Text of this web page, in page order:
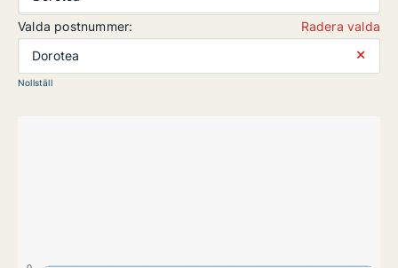
Valda postnummer:
Radera valda
Dorotea
⨯
Nollställ